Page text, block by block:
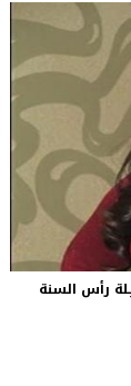
رأس السنة